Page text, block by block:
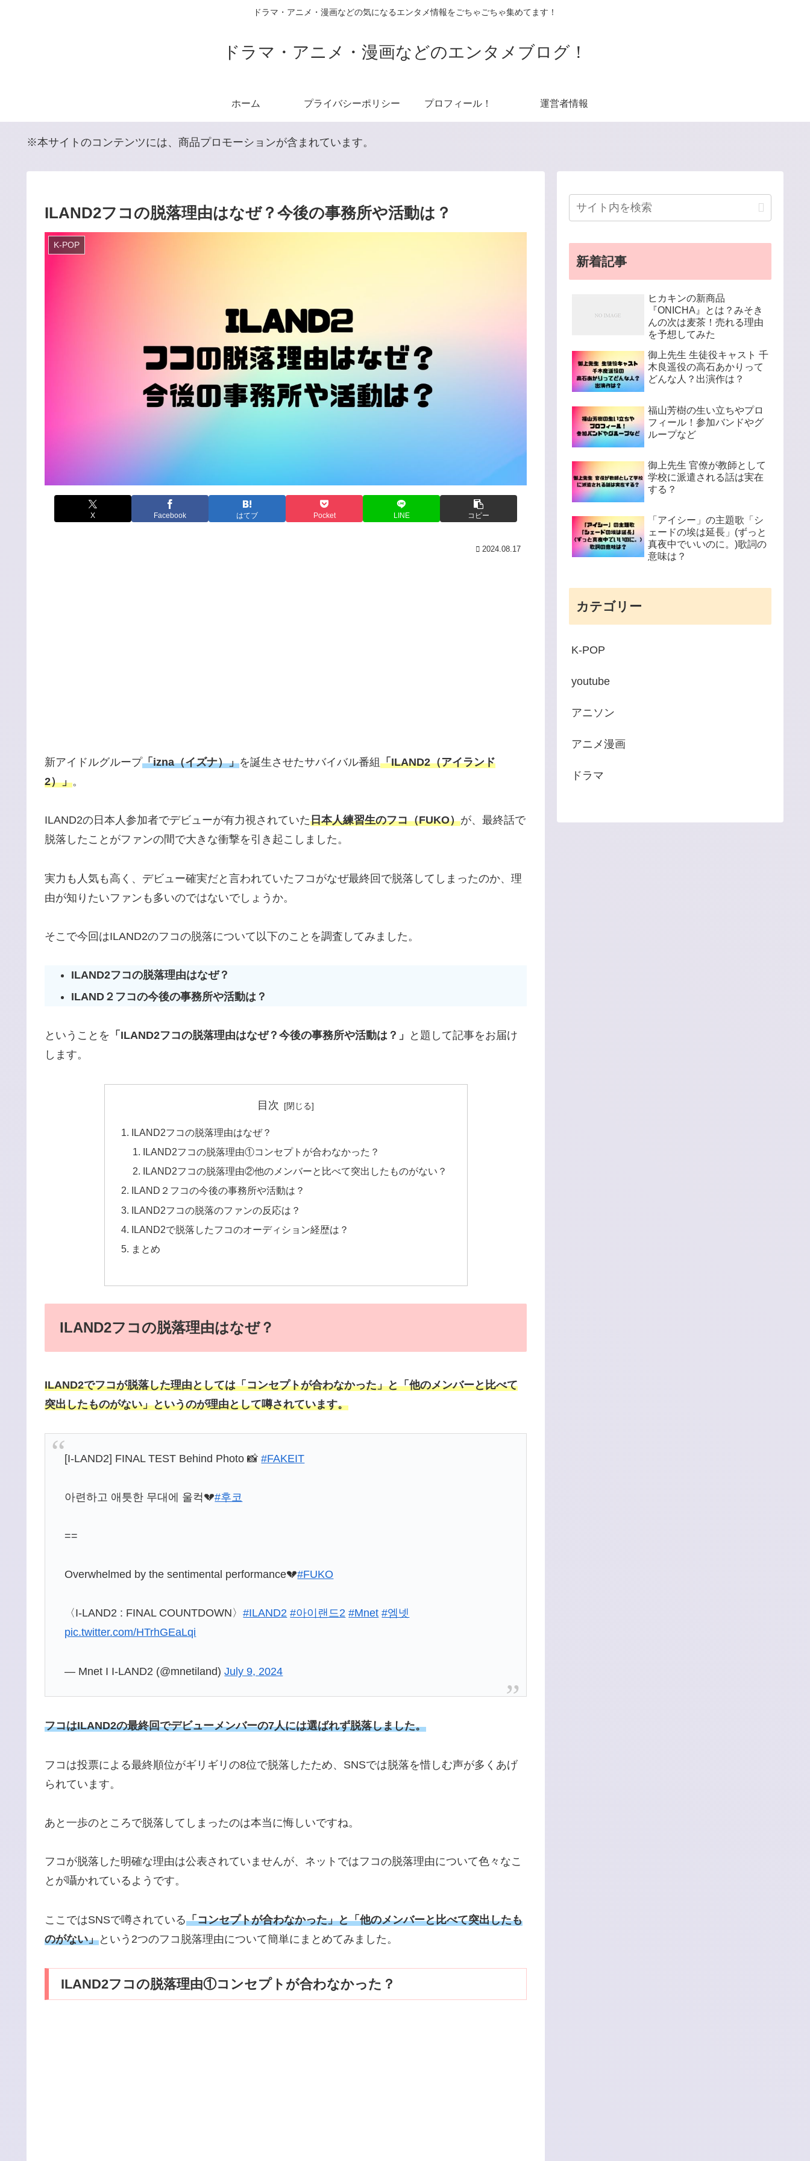
ドラマ・アニメ・漫画などの気になるエンタメ情報をごちゃごちゃ集めてます！
ドラマ・アニメ・漫画などのエンタメブログ！
ホーム プライバシーポリシー プロフィール！ 運営者情報
※本サイトのコンテンツには、商品プロモーションが含まれています。
ILAND2フコの脱落理由はなぜ？今後の事務所や活動は？
K-POP
X Facebook はてブ Pocket LINE コピー
2024.08.17
新アイドルグループ「izna（イズナ）」を誕生させたサバイバル番組「ILAND2（アイランド
2）」。
ILAND2の日本人参加者でデビューが有力視されていた日本人練習生のフコ（FUKO）が、最終話で
脱落したことがファンの間で大きな衝撃を引き起こしました。
実力も人気も高く、デビュー確実だと言われていたフコがなぜ最終回で脱落してしまったのか、理
由が知りたいファンも多いのではないでしょうか。
そこで今回はILAND2のフコの脱落について以下のことを調査してみました。
ILAND2フコの脱落理由はなぜ？
ILAND２フコの今後の事務所や活動は？
ということを 「ILAND2フコの脱落理由はなぜ？今後の事務所や活動は？」
と題して記事をお届け
します。
目次
ILAND2フコの脱落理由はなぜ？
ILAND2フコの脱落理由①コンセプトが合わなかった？
ILAND2フコの脱落理由②他のメンバーと比べて突出したものがない？
ILAND２フコの今後の事務所や活動は？
ILAND2フコの脱落のファンの反応は？
ILAND2で脱落したフコのオーディション経歴は？
まとめ
ILAND2フコの脱落理由はなぜ？
ILAND2でフコが脱落した理由としては「コンセプトが合わなかった」と「他のメンバーと比べて
突出したものがない」というのが理由として噂されています。
[I-LAND2] FINAL TEST Behind Photo 📸#FAKEIT
아련하고 애틋한 무대에 울컥💔#후코
==
Overwhelmed by the sentimental performance💔#FUKO
〈I-LAND2 : FINAL COUNTDOWN〉#ILAND2 #아이랜드2 #Mnet #엠넷
pic.twitter.com/HTrhGEaLqi
— Mnet I I-LAND2 (@mnetiland)July 9, 2024
フコはILAND2の最終回でデビューメンバーの7人には選ばれず脱落しました。
フコは投票による最終順位がギリギリの8位で脱落したため、SNSでは脱落を惜しむ声が多くあげ
られています。
あと一歩のところで脱落してしまったのは本当に悔しいですね。
フコが脱落した明確な理由は公表されていませんが、ネットではフコの脱落理由について色々なこ
とが囁かれているようです。
ここではSNSで噂されている「コンセプトが合わなかった」と「他のメンバーと比べて突出したも
のがない」という2つのフコ脱落理由について簡単にまとめてみました。
ILAND2フコの脱落理由①コンセプトが合わなかった？
新着記事
ヒカキンの新商品
『ONICHA』とは？みそき
んの次は麦茶！売れる理由
を予想してみた
御上先生 生徒役キャスト 千
木良遥役の高石あかりって
どんな人？出演作は？
福山芳樹の生い立ちやプロ
フィール！参加バンドやグ
ループなど
御上先生 官僚が教師として
学校に派遣される話は実在
する？
「アイシー」の主題歌「シ
ェードの埃は延長」(ずっと
真夜中でいいのに。)歌詞の
意味は？
カテゴリー
K-POP
youtube
アニソン
アニメ漫画
ドラマ